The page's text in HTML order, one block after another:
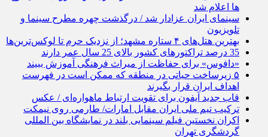
ها اعلام شد
سینمای ایران عزادار شد / درگذشت چهره مطرح سینما و
تلویزیون
بهترین هتل‌های ۴ ستاره مشهد؛ از نزدیک‌ حرم تا لوکس‌ترین‌ها
35 درصد تراکتورهای کشور بالای 25 سال عمر دارند
«دافوس» برای حفاظت از میراث فرهنگی آموزش ببیند
۵ زیرساخت حیاتی در منطقه که ممکن است در فهرست
اهداف ایران قرار بگیرند
قاب جدید آیفون برای تقویت ارتباط ماهواره‌ای / عکس
ترکیب تیم ملی ایران مقابل امارات/ طارمی روی نیمکت
اکران نخستین فیلم سینمایی بلند در نمایشگاه بین المللی
گردشگری تهران